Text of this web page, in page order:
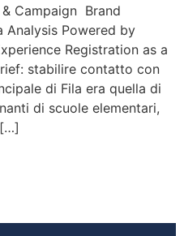
Campaign Brand
Analysis Powered by
Registration as a
stabilire contatto con
di Fila era quella di
di scuole elementari,